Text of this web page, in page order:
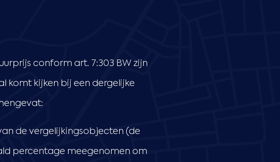
conform art. 7:303 BW zijn
komt kijken bij een dergelijke
de vergelijkingsobjecten (de
percentage meegenomen om